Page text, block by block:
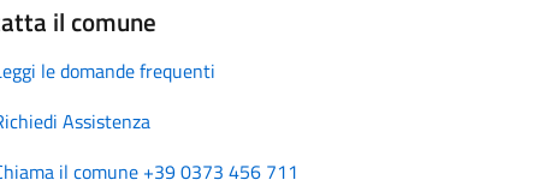
il comune
le domande frequenti
Assistenza
il comune +39 0373 456 711